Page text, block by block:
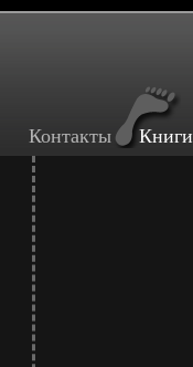
Контакты Книги